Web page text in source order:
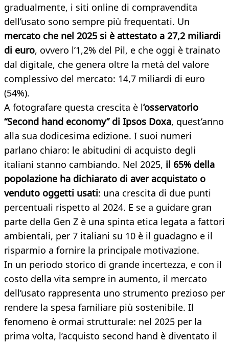
gradualmente, i siti online di compravendita
dell’usato sono sempre più frequentati. Un
mercato che nel 2025 si è attestato a 27,2 miliardi
di euro, ovvero l’1,2% del Pil, e che oggi è trainato
dal digitale, che genera oltre la metà del valore
complessivo del mercato: 14,7 miliardi di euro
(54%).
A fotografare questa crescita è l’osservatorio
“Second hand economy” di Ipsos Doxa, quest’anno
alla sua dodicesima edizione. I suoi numeri
parlano chiaro: le abitudini di acquisto degli
italiani stanno cambiando. Nel 2025, il 65% della
popolazione ha dichiarato di aver acquistato o
venduto oggetti usati: una crescita di due punti
percentuali rispetto al 2024. E se a guidare gran
parte della Gen Z è una spinta etica legata a fattori
ambientali, per 7 italiani su 10 è il guadagno e il
risparmio a fornire la principale motivazione.
In un periodo storico di grande incertezza, e con il
costo della vita sempre in aumento, il mercato
dell’usato rappresenta uno strumento prezioso per
rendere la spesa familiare più sostenibile. Il
fenomeno è ormai strutturale: nel 2025 per la
prima volta, l’acquisto second hand è diventato il